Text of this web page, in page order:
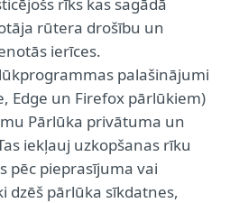
rūtera drošību un
ierīces.
palašinājumi
Edge un Firefox pārlūkiem)
Pārlūka privātuma un
iekļauj uzkopšanas rīku
pēc pieprasījuma vai
dzēš pārlūka sīkdatnes,